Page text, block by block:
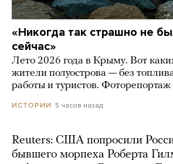
«Никогда так страшно не
сейчас»
Лето 2026 года в Крыму. Вот
жители полуострова — без
работы и туристов. Фоторепортаж
ИСТОРИИ 5 часов назад
Reuters: США попросили
бывшего морпеха Роберта